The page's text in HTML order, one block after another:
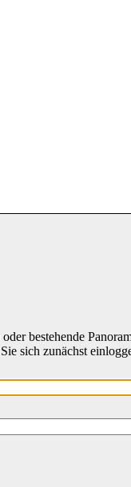
bestehende
sich zunächst